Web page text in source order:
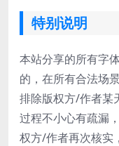
特别说明
本站分享的所有字
的，在所有合法场
排除版权方/作者某
过程不小心有疏漏
权方/作者再次核实